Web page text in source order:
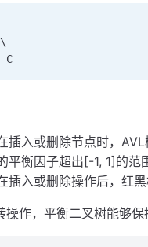
C
插入或删除节点时，
平衡因子超出[-1, 1]的
插入或删除操作后，红
操作，平衡二叉树能够